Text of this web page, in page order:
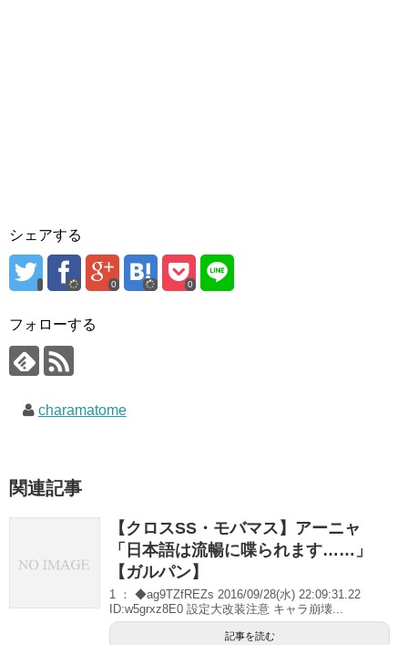
シェアする
0 0
フォローする
charamatome
関連記事
【クロスSS・モバマス】アーニャ
「日本語は流暢に喋られます……」
【ガルパン】
1 ： ◆ag9TZfREZs 2016/09/28(水) 22:09:31.22
ID:w5grxz8E0 設定大改装注意 キャラ崩壊...
記事を読む